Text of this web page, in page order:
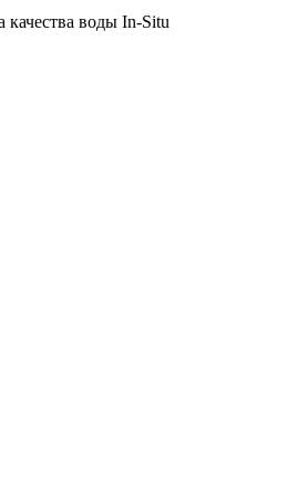
качества воды In-Situ